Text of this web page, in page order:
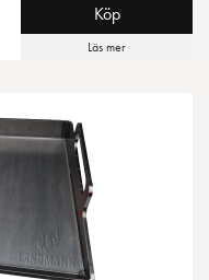
Köp
Läs mer